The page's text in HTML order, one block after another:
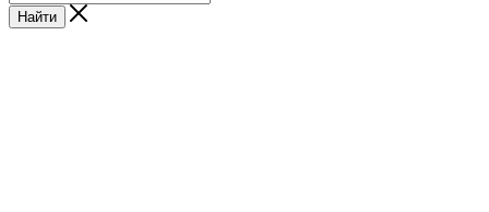
Найти